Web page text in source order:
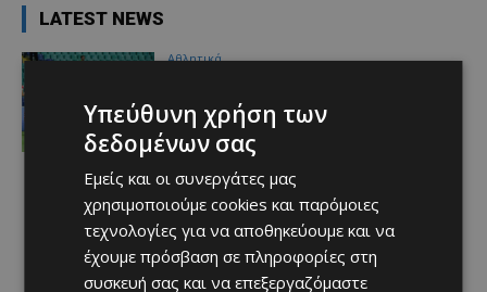
LATEST NEWS
Αθλητικά
Afentiko - 07/08/2026
Υπεύθυνη χρήση των
δεδομένων σας
Εμείς και οι συνεργάτες μας
χρησιμοποιούμε cookies και παρόμοιες
τεχνολογίες για να αποθηκεύουμε και να
έχουμε πρόσβαση σε πληροφορίες στη
συσκευή σας και να επεξεργαζόμαστε